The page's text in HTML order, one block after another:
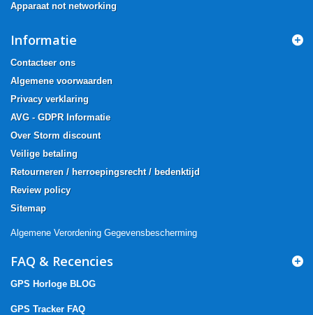
Apparaat not networking
Informatie
Contacteer ons
Algemene voorwaarden
Privacy verklaring
AVG - GDPR Informatie
Over Storm discount
Veilige betaling
Retourneren / herroepingsrecht / bedenktijd
Review policy
Sitemap
Algemene Verordening Gegevensbescherming
FAQ & Recencies
GPS Horloge BLOG
GPS Tracker FAQ